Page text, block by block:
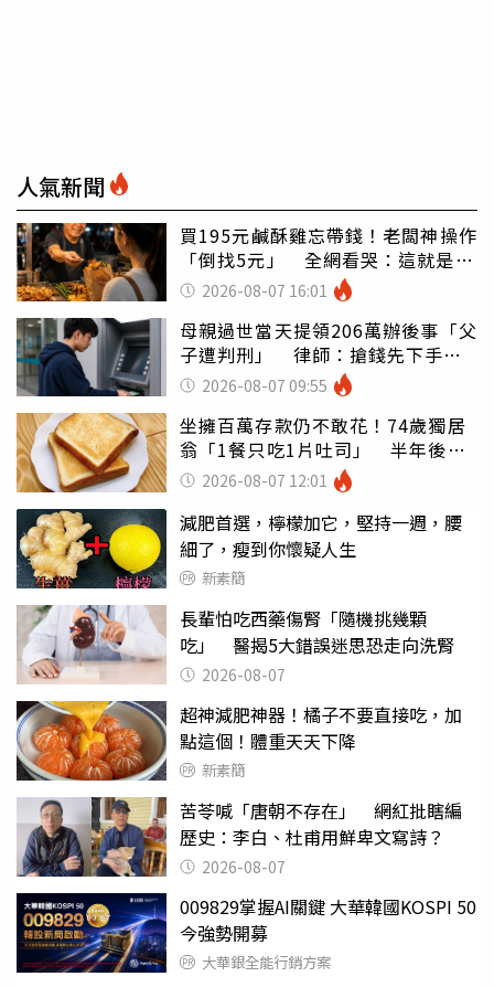
人氣新聞
買195元鹹酥雞忘帶錢！老闆神操作
「倒找5元」 全網看哭：這就是台
灣 2026-08-07 16:01
母親過世當天提領206萬辦後事「父
子遭判刑」 律師：搶錢先下手是
罪 2026-08-07 09:55
坐擁百萬存款仍不敢花！74歲獨居
翁「1餐只吃1片吐司」 半年後暴
瘦嚇壞女兒
2026-08-07 12:01
減肥首選，檸檬加它，堅持一週，腰
細了，瘦到你懷疑人生
新素簡
長輩怕吃西藥傷腎「隨機挑幾顆
吃」 醫揭5大錯誤迷思恐走向洗腎
2026-08-07
超神減肥神器！橘子不要直接吃，加
點這個！體重天天下降
新素簡
苦苓喊「唐朝不存在」 網紅批瞎編
歷史：李白、杜甫用鮮卑文寫詩？
2026-08-07
009829掌握AI關鍵 大華韓國KOSPI 50
今強勢開募
大華銀全能行銷方案